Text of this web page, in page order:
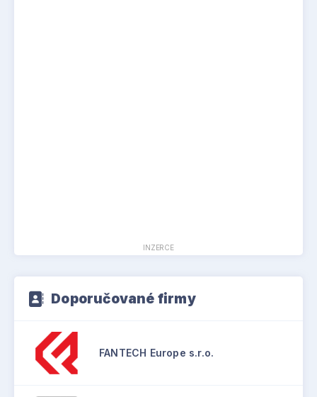
INZERCE
Doporučované firmy
FANTECH Europe s.r.o.